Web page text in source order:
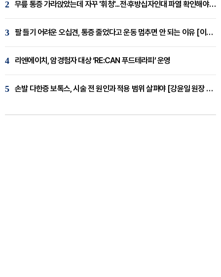
2 무릎 통증 가라앉았는데 자꾸 '휘청'...전·후방십자인대 파열 확인해야 [곽우경 원장 칼럼]
3 팔 들기 어려운 오십견, 통증 줄었다고 운동 멈추면 안 되는 이유 [이병욱 원장 칼럼]
4 리엔에이치, 암경험자 대상 ‘RE:CAN 푸드테라피’ 운영
5 손발 다한증 보톡스, 시술 전 원인과 적용 범위 살펴야 [강윤일 원장 칼럼]